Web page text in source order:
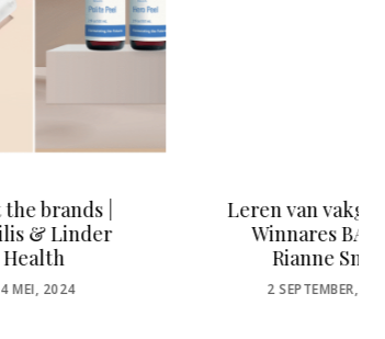
|
Leren van vakgenoten:
Winnares BA 2018
Rianne Smits
2 SEPTEMBER, 2020